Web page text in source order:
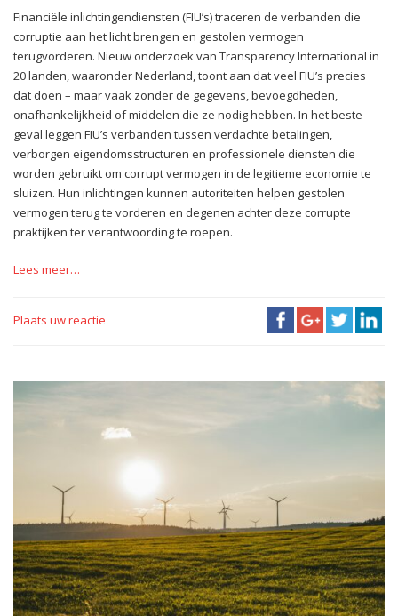
Financiële inlichtingendiensten (FIU’s) traceren de verbanden die
corruptie aan het licht brengen en gestolen vermogen
terugvorderen. Nieuw onderzoek van Transparency International in
20 landen, waaronder Nederland, toont aan dat veel FIU’s precies
dat doen – maar vaak zonder de gegevens, bevoegdheden,
onafhankelijkheid of middelen die ze nodig hebben. In het beste
geval leggen FIU’s verbanden tussen verdachte betalingen,
verborgen eigendomsstructuren en professionele diensten die
worden gebruikt om corrupt vermogen in de legitieme economie te
sluizen. Hun inlichtingen kunnen autoriteiten helpen gestolen
vermogen terug te vorderen en degenen achter deze corrupte
praktijken ter verantwoording te roepen.
Lees meer…
Plaats uw reactie